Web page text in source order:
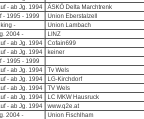
- ab Jg. 1994
ÄSKÖ Delta Marchtrenk
- 1995 - 1999
Union Eberstalzell
-
Union Lambach
2004 -
LINZ
- ab Jg. 1994
Cofain699
- ab Jg. 1994
keiner
- 1995 - 1999
- ab Jg. 1994
Tv Wels
- ab Jg. 1994
LG-Kirchdorf
- ab Jg. 1994
TV Wels
- ab Jg. 1994
LC MKW Hausruck
- ab Jg. 1994
www.q2e.at
2004 -
Union Fischlham